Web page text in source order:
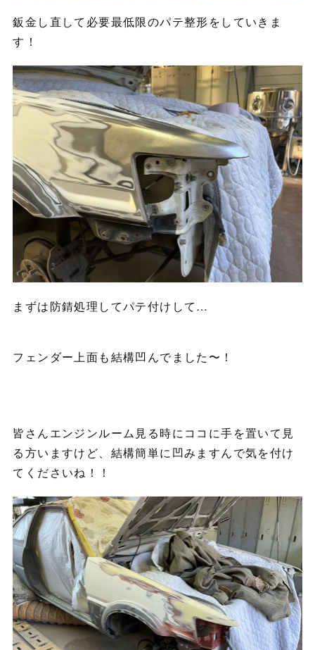
鈑金し直して必要最低限のパテ整形をしていきま
す！
まずは防錆処理してパテ付けして…
フェンダー上面も結構凹んでました〜！
皆さんエンジンルーム見る時にココに手を置いて見
る方いますけど、結構簡単に凹みますんで気を付け
てくださいね！！